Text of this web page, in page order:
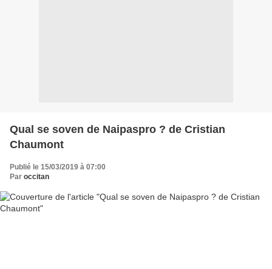
Qual se soven de Naipaspro ? de Cristian
Chaumont
Publié le 15/03/2019 à 07:00
Par occitan